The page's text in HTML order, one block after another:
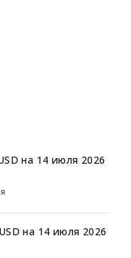
на 14 июля 2026
на 14 июля 2026